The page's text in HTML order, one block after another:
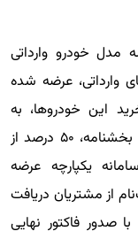
خودرو وارداتی
وارداتی، عرضه شده
این خودروها، به
نمایندگی های مجاز خود ابلاغ کرد. طبق این بخشنامه، ۵۰ درصد از
یکپارچه عرضه
از مشتریان دریافت
صدور فاکتور نهایی